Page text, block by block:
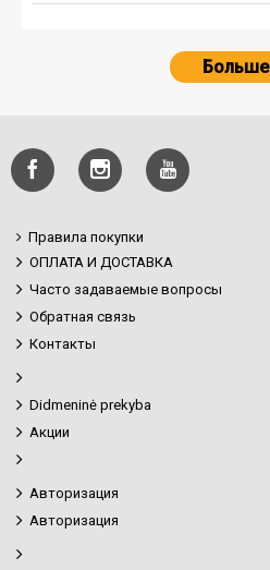
Больше
Правила покупки
ОПЛАТА И ДОСТАВКА
Часто задаваемые вопросы
Обратная связь
Контакты
Didmeninė prekyba
Акции
Авторизация
Авторизация